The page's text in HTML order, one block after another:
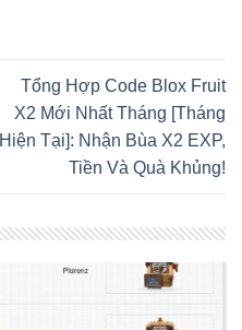
Tổng Hợp Code Blox Fruit
X2 Mới Nhất Tháng [Tháng
Hiện Tại]: Nhận Bùa X2 EXP,
Tiền Và Quà Khủng!